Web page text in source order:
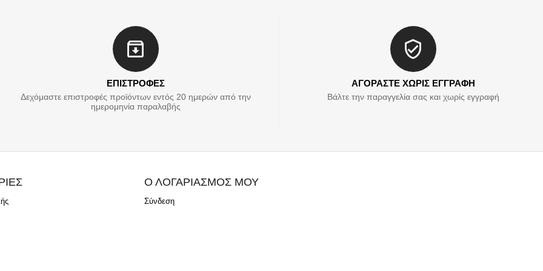
ΕΠΙΣΤΡΟΦΕΣ
Δεχόμαστε επιστροφές προϊόντων εντός 20 ημερών από την
ημερομηνία παραλαβής
ΑΓΟΡΑΣΤΕ ΧΩΡΙΣ ΕΓΓΡΑΦΗ
Βάλτε την παραγγελία σας και χωρίς εγγραφή
Ο ΛΟΓΑΡΙΑΣΜΟΣ ΜΟΥ
Σύνδεση